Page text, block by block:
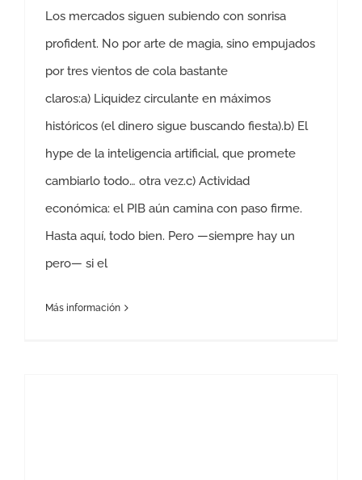
Los mercados siguen subiendo con sonrisa
profident. No por arte de magia, sino empujados
por tres vientos de cola bastante
claros:a) Liquidez circulante en máximos
históricos (el dinero sigue buscando fiesta).b) El
hype de la inteligencia artificial, que promete
cambiarlo todo… otra vez.c) Actividad
económica: el PIB aún camina con paso firme.
Hasta aquí, todo bien. Pero —siempre hay un
pero— si el
Más información